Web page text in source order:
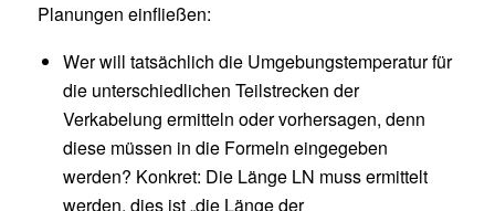
Planungen einfließen:
Wer will tatsächlich die Umgebungstemperatur für
die unterschiedlichen Teilstrecken der
Verkabelung ermitteln oder vorhersagen, denn
diese müssen in die Formeln eingegeben
werden? Konkret: Die Länge LN muss ermittelt
werden, dies ist „die Länge der